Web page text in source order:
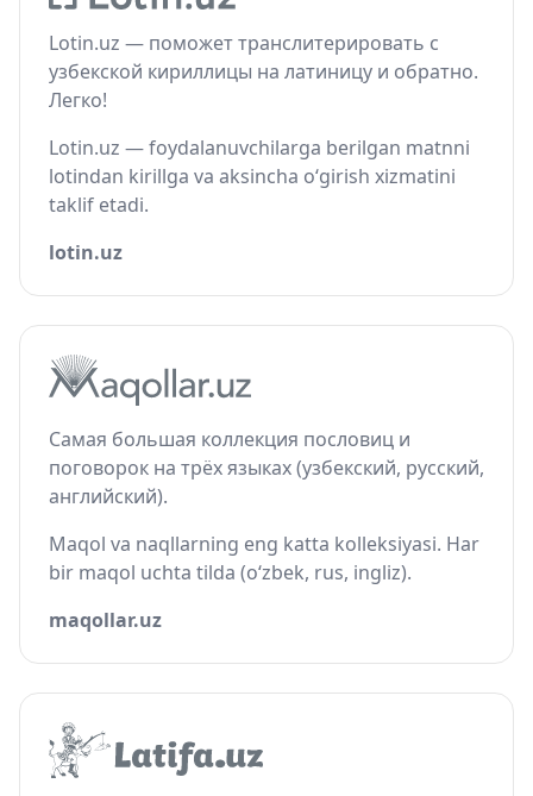
Lotin.uz — поможет транслитерировать с
узбекской кириллицы на латиницу и обратно.
Легко!
Lotin.uz — foydalanuvchilarga berilgan matnni
lotindan kirillga va aksincha o‘girish xizmatini
taklif etadi.
lotin.uz
Самая большая коллекция пословиц и
поговорок на трёх языках (узбекский, русский,
английский).
Maqol va naqllarning eng katta kolleksiyasi. Har
bir maqol uchta tilda (o‘zbek, rus, ingliz).
maqollar.uz